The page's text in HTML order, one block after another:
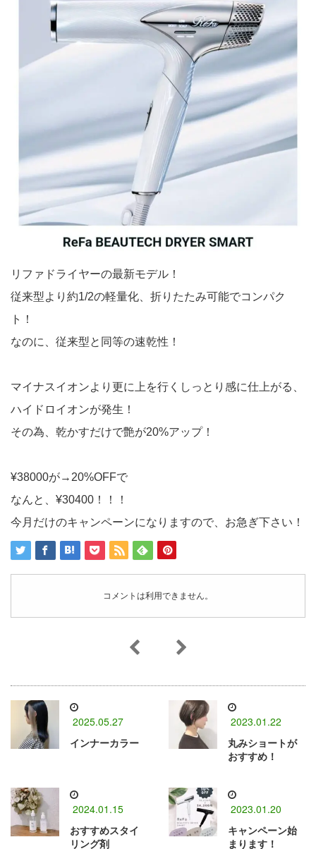
リファドライヤーの最新モデル！
従来型より約1/2の軽量化、折りたたみ可能でコンパク
ト！
なのに、従来型と同等の速乾性！
マイナスイオンより更に上を行くしっとり感に仕上がる、
ハイドロイオンが発生！
その為、乾かすだけで艶が20%アップ！
¥38000が→20%OFFで
なんと、¥30400！！！
今月だけのキャンペーンになりますので、お急ぎ下さい！
コメントは利用できません。
2025.05.27
インナーカラー
2023.01.22
丸みショートが
おすすめ！
2024.01.15
おすすめスタイ
リング剤
2023.01.20
キャンペーン始
まります！